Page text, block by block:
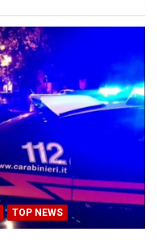
TOP NEWS